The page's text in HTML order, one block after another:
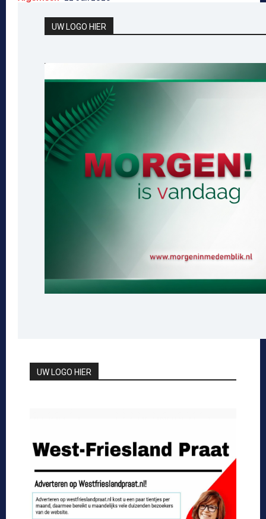
UW LOGO HIER
UW LOGO HIER